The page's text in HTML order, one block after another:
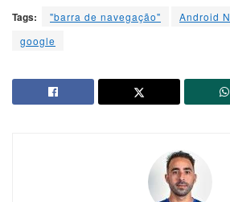
Tags: "barra de navegação" Android N
google